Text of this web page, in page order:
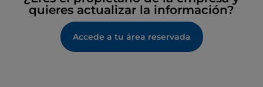
quieres actualizar la información?
Accede a tu área reservada